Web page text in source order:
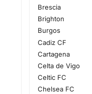
Brescia
Brighton
Burgos
Cadiz CF
Cartagena
Celta de Vigo
Celtic FC
Chelsea FC